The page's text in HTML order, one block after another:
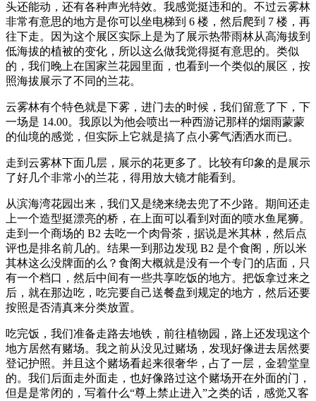
头还能动，还有各种声光特效。我感觉挺违和的。不过云雾林
非常有意思的地方是你可以坐电梯到 6 楼，然后爬到 7 楼，再
往下走。因为这个展区实际上是为了展示热带雨林从高海拔到
低海拔的植被的变化，所以这么做我觉得挺有意思的。类似
的，我们晚上在国家兰花园里面，也看到一个类似的展区，按
照海拔展示了不同的兰花。
云雾林有个特色就是下雾，进门去的时候，我们留意了下，下
一场是 14.00。我原以为他会喷出一种西游记那样的烟雨蒙蒙
的仙境的感觉，但实际上它就是搞了点小雾气洒洒水而已。
走到云雾林下面几层，展示的花更多了。比较有印象的是展示
了好几个非常小的兰花，得用放大镜才能看到。
从滨海湾花园出来，我们又是绕来绕去兜了不少路。期间还走
上一个造型挺漂亮的桥，在上面可以看到对面的喷水鱼尾狮。
走到一个商场的 B2 去吃一个肉骨茶，据说是米其林，然后点
评也是排名前几的。结果一到那边发现 B2 是个食阁，所以米
其林这么没牌面的么？食阁大概就是没有一个专门的店面，只
有一个档口，然后中间有一些共享吃饭的地方。把饭拿过来之
后，就在那边吃，吃完要自己送餐盘到规定的地方，然后还要
按照是否清真来分类放置。
吃完饭，我们准备走路去地铁，前往植物园，路上还发现这个
地方居然有赌场。我之前从没见过赌场，发现好像进去居然要
登记护照。并且这个赌场看起来很奢华，占了一层，金碧堂皇
的。我们后面走外面走，也好像路过这个赌场开在外面的门，
但是是常闭的，写着什么“尊上禁止进入”之类的话，感觉又客